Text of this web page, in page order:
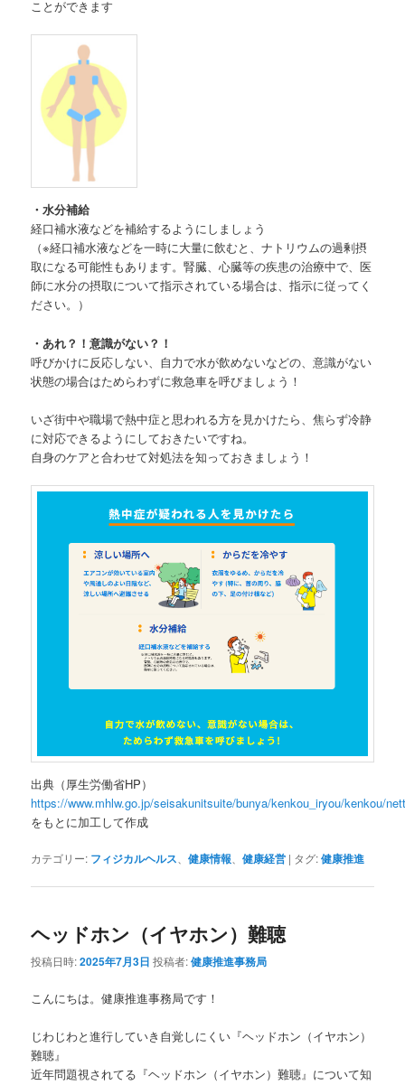
ことができます
・水分補給
経口補水液などを補給するようにしましょう
（※経口補水液などを一時に大量に飲むと、ナトリウムの過剰摂
取になる可能性もあります。腎臓、心臓等の疾患の治療中で、医
師に水分の摂取について指示されている場合は、指示に従ってく
ださい。）
・あれ？！意識がない？！
呼びかけに反応しない、自力で水が飲めないなどの、意識がない
状態の場合はためらわずに救急車を呼びましょう！
いざ街中や職場で熱中症と思われる方を見かけたら、焦らず冷静
に対応できるようにしておきたいですね。
自身のケアと合わせて対処法を知っておきましょう！
出典（厚生労働省HP）
https://www.mhlw.go.jp/seisakunitsuite/bunya/kenkou_iryou/kenkou/
をもとに加工して作成
カテゴリー: フィジカルヘルス、健康情報、健康経営 | タグ:健康推進
ヘッドホン（イヤホン）難聴
投稿日時:2025年7月3日 投稿者:健康推進事務局
こんにちは。健康推進事務局です！
じわじわと進行していき自覚しにくい『ヘッドホン（イヤホン）
難聴』
近年問題視されてる『ヘッドホン（イヤホン）難聴』について知